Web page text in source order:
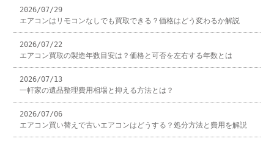
2026/07/29
エアコンはリモコンなしでも買取できる？価格はどう変わるか解説
2026/07/22
エアコン買取の製造年数目安は？価格と可否を左右する年数とは
2026/07/13
一軒家の遺品整理費用相場と抑える方法とは？
2026/07/06
エアコン買い替えで古いエアコンはどうする？処分方法と費用を解説